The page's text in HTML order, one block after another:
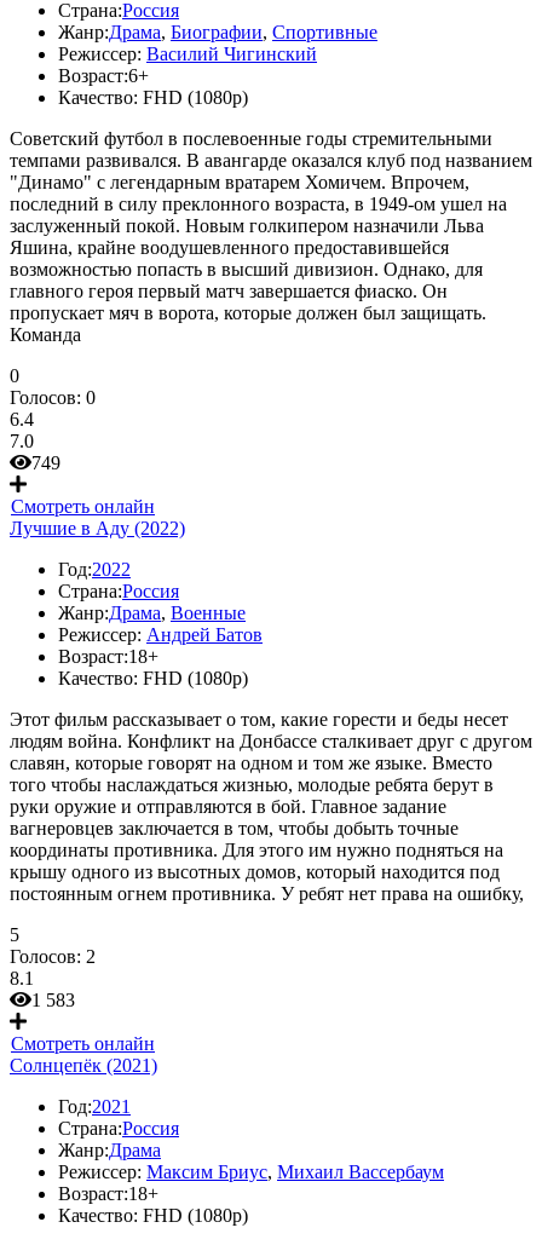
Страна:Россия
Жанр:Драма, Биографии, Спортивные
Режиссер: Василий Чигинский
Возраст:6+
Качество: FHD (1080p)
Советский футбол в послевоенные годы стремительными
темпами развивался. В авангарде оказался клуб под названием
"Динамо" с легендарным вратарем Хомичем. Впрочем,
последний в силу преклонного возраста, в 1949-ом ушел на
заслуженный покой. Новым голкипером назначили Льва
Яшина, крайне воодушевленного предоставившейся
возможностью попасть в высший дивизион. Однако, для
главного героя первый матч завершается фиаско. Он
пропускает мяч в ворота, которые должен был защищать.
Команда
0
Голосов: 0
6.4
7.0
749
Смотреть онлайн
Лучшие в Аду (2022)
Год:2022
Страна:Россия
Жанр:Драма, Военные
Режиссер: Андрей Батов
Возраст:18+
Качество: FHD (1080p)
Этот фильм рассказывает о том, какие горести и беды несет
людям война. Конфликт на Донбассе сталкивает друг с другом
славян, которые говорят на одном и том же языке. Вместо
того чтобы наслаждаться жизнью, молодые ребята берут в
руки оружие и отправляются в бой. Главное задание
вагнеровцев заключается в том, чтобы добыть точные
координаты противника. Для этого им нужно подняться на
крышу одного из высотных домов, который находится под
постоянным огнем противника. У ребят нет права на ошибку,
5
Голосов: 2
8.1
1 583
Смотреть онлайн
Солнцепёк (2021)
Год:2021
Страна:Россия
Жанр:Драма
Режиссер: Максим Бриус, Михаил Вассербаум
Возраст:18+
Качество: FHD (1080p)